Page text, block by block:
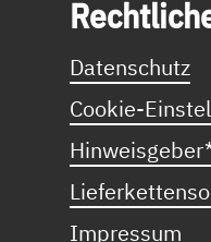
Datenschutz
Cookie-
Impressum